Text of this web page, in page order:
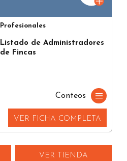
Profesionales
Listado de Administradores
de Fincas
Conteos
VER FICHA COMPLETA
VER TIENDA